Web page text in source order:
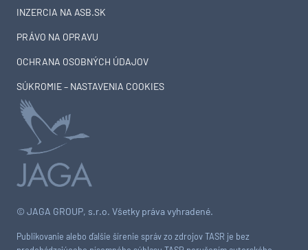
© JAGA GROUP, s.r.o. Všetky práva vyhradené.
Publikovanie alebo ďalšie šírenie správ zo zdrojov TASR je bez
INZERCIA NA ASB.SK
PRÁVO NA OPRAVU
OCHRANA OSOBNÝCH ÚDAJOV
SÚKROMIE – NASTAVENIA COOKIES